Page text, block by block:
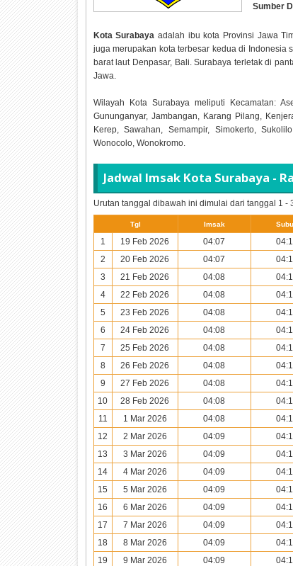
Sumber
Kota Surabaya adalah ibu kota Provinsi Jawa
juga merupakan kota terbesar kedua di Indonesia
barat laut Denpasar, Bali. Surabaya terletak di
Jawa.
Wilayah Kota Surabaya meliputi Kecamatan:
Gununganyar, Jambangan, Karang Pilang,
Kerep, Sawahan, Semampir, Simokerto,
Wonocolo, Wonokromo.
Jadwal Imsak Kota Surabaya -
Urutan tanggal dibawah ini dimulai dari tanggal 1 -
Tgl Imsak
1 19 Feb 2026 04:07
2
20 Feb 2026 04:07
3
21 Feb 2026 04:08
4
22 Feb 2026 04:08
5
23 Feb 2026 04:08
6
24 Feb 2026 04:08
7
25 Feb 2026 04:08
8
26 Feb 2026 04:08
9
27 Feb 2026 04:08
10
28 Feb 2026 04:08
11
1 Mar 2026 04:08
12
2 Mar 2026 04:09
13
3 Mar 2026 04:09
14
4 Mar 2026 04:09
15
5 Mar 2026 04:09
16
6 Mar 2026 04:09
17
7 Mar 2026 04:09
18
8 Mar 2026 04:09
19
9 Mar 2026 04:09